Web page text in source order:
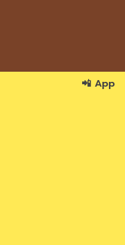
📲 App